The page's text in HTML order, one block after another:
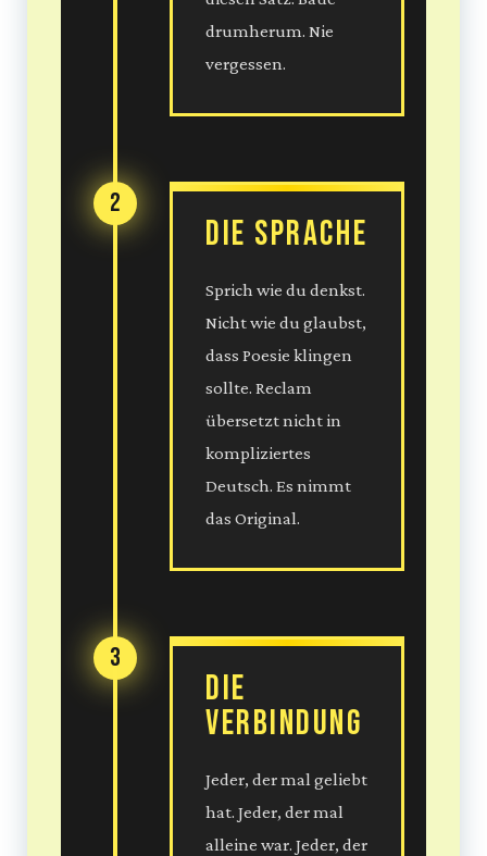
drumherum. Nie
vergessen.
2
Die Sprache
Sprich wie du denkst.
Nicht wie du glaubst,
dass Poesie klingen
sollte. Reclam
übersetzt nicht in
kompliziertes
Deutsch. Es nimmt
das Original.
3
Die
Verbindung
Jeder, der mal geliebt
hat. Jeder, der mal
alleine war. Jeder, der